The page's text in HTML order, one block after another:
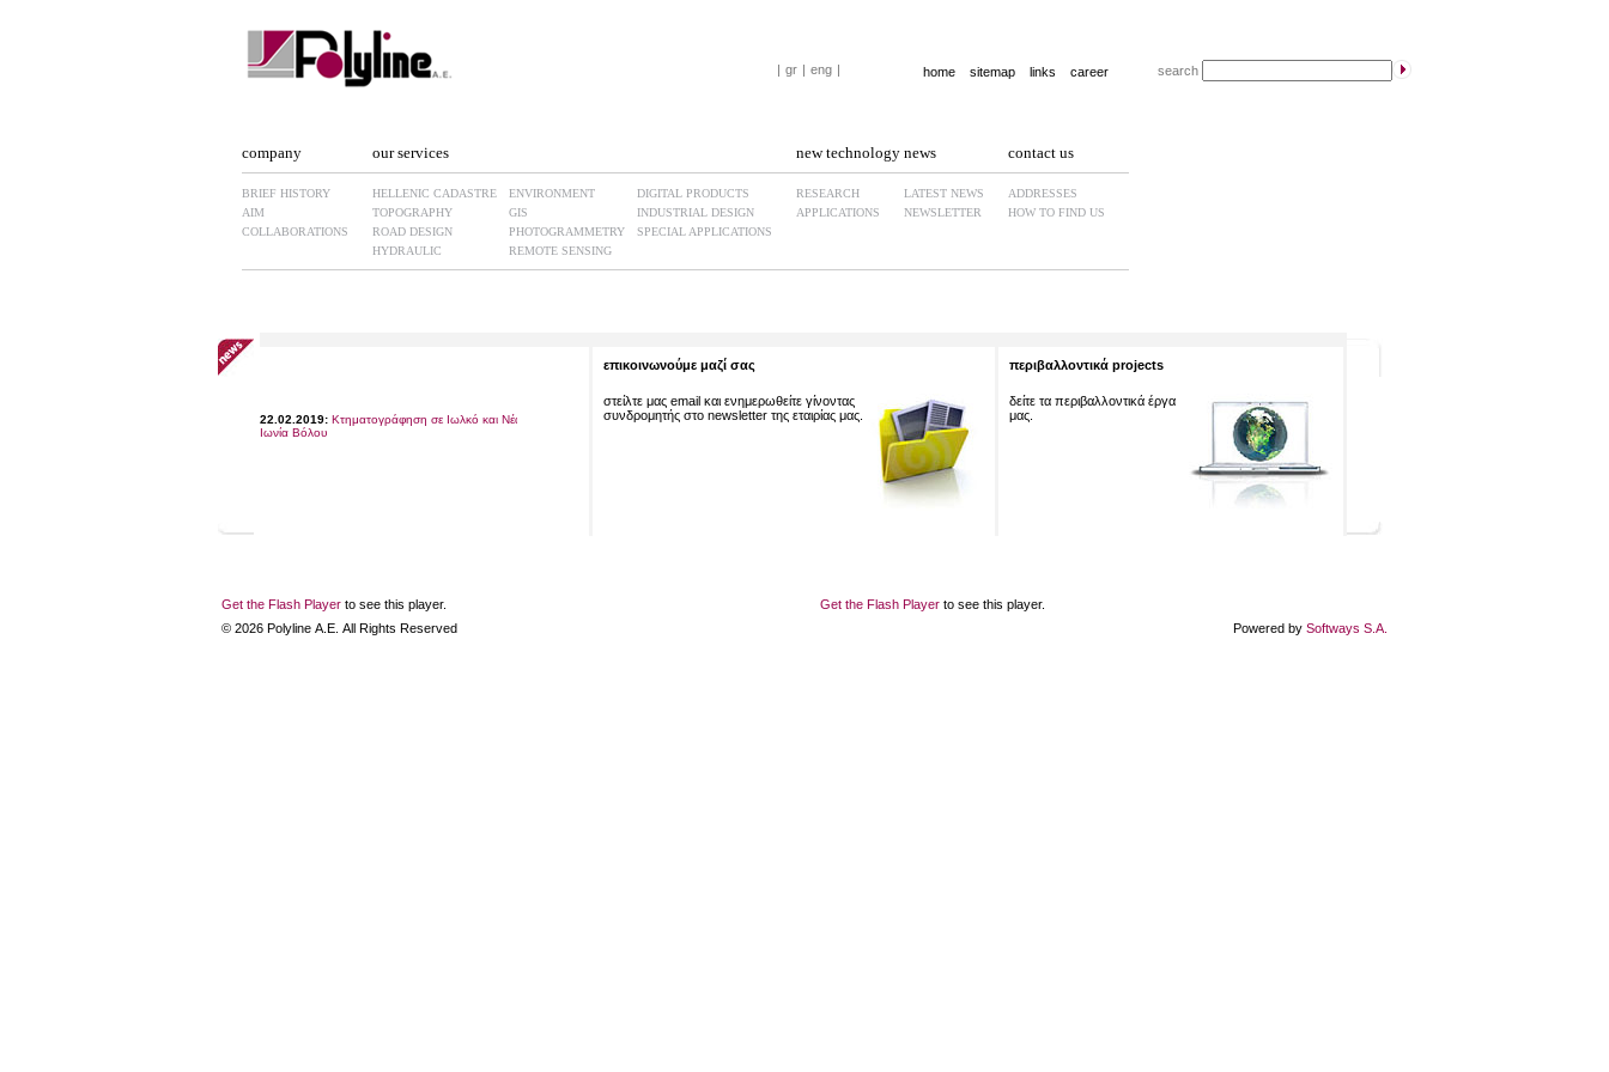
| gr | eng | home sitemap links career search
company
BRIEF HISTORY
AIM
COLLABORATIONS
our services
HELLENIC CADASTRE
TOPOGRAPHY
ROAD DESIGN
HYDRAULIC
ENVIRONMENT
GIS
PHOTOGRAMMETRY
REMOTE SENSING
DIGITAL PRODUCTS
INDUSTRIAL DESIGN
SPECIAL APPLICATIONS
new technology
RESEARCH
APPLICATIONS
news
LATEST NEWS
NEWSLETTER
contact us
ADDRESSES
HOW TO FIND US
επικοινωνούμε μαζί σας περιβαλλοντικά projects
22.02.2019: Κτηματογράφηση σε Ιωλκό και Νέα
Ιωνία Βόλου
στείλτε μας email και ενημερωθείτε γίνοντας
συνδρομητής στο newsletter της εταιρίας μας.
δείτε τα περιβαλλοντικά έργα
μας.
Get the Flash Player to see this player. Get the Flash Player to see this player.
© 2026 Polyline Α.Ε. All Rights Reserved Powered by Softways S.A.